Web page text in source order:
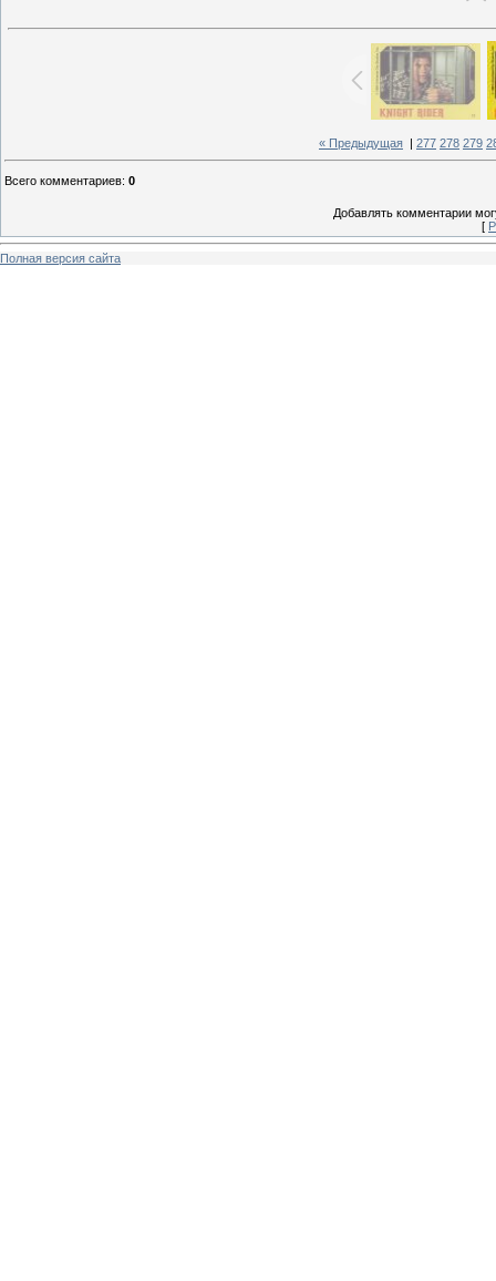
« Предыдущая 277 278 279
Всего комментариев: 0
Добавлять комментарии
[
Полная версия сайта